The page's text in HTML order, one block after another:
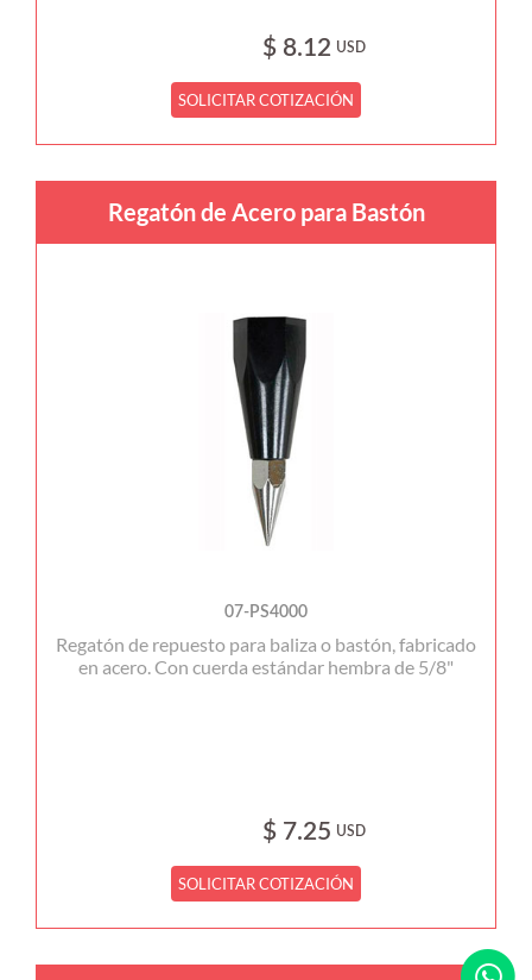
$ 8.12 USD
SOLICITAR COTIZACIÓN
Regatón de Acero para Bastón
07-PS4000
Regatón de repuesto para baliza o bastón, fabricado
en acero. Con cuerda estándar hembra de 5/8"
$ 7.25 USD
SOLICITAR COTIZACIÓN